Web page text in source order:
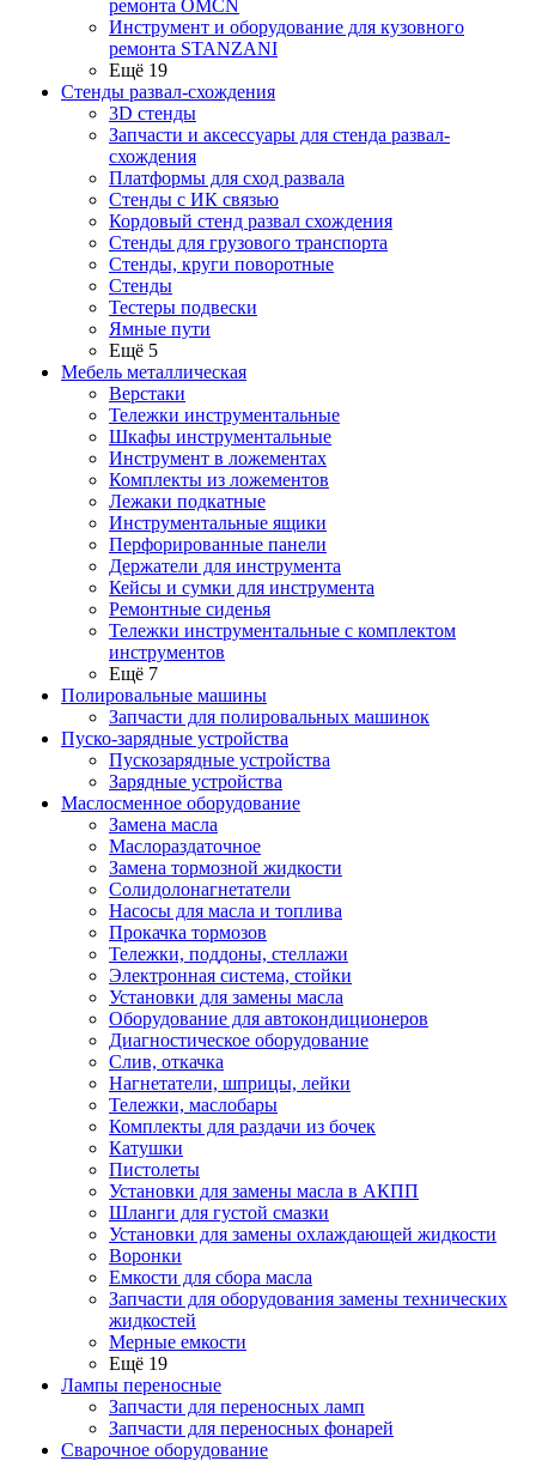
ремонта OMCN
Инструмент и оборудование для кузовного
ремонта STANZANI
Ещё 19
Стенды развал-схождения
3D стенды
Запчасти и аксессуары для стенда развал-
схождения
Платформы для сход развала
Стенды с ИК связью
Кордовый стенд развал схождения
Стенды для грузового транспорта
Стенды, круги поворотные
Стенды
Тестеры подвески
Ямные пути
Ещё 5
Мебель металлическая
Верстаки
Тележки инструментальные
Шкафы инструментальные
Инструмент в ложементах
Комплекты из ложементов
Лежаки подкатные
Инструментальные ящики
Перфорированные панели
Держатели для инструмента
Кейсы и сумки для инструмента
Ремонтные сиденья
Тележки инструментальные с комплектом
инструментов
Ещё 7
Полировальные машины
Запчасти для полировальных машинок
Пуско-зарядные устройства
Пускозарядные устройства
Зарядные устройства
Маслосменное оборудование
Замена масла
Маслораздаточное
Замена тормозной жидкости
Солидолонагнетатели
Насосы для масла и топлива
Прокачка тормозов
Тележки, поддоны, стеллажи
Электронная система, стойки
Установки для замены масла
Оборудование для автокондиционеров
Диагностическое оборудование
Слив, откачка
Нагнетатели, шприцы, лейки
Тележки, маслобары
Комплекты для раздачи из бочек
Катушки
Пистолеты
Установки для замены масла в АКПП
Шланги для густой смазки
Установки для замены охлаждающей жидкости
Воронки
Емкости для сбора масла
Запчасти для оборудования замены технических
жидкостей
Мерные емкости
Ещё 19
Лампы переносные
Запчасти для переносных ламп
Запчасти для переносных фонарей
Сварочное оборудование